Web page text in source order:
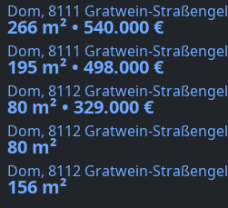
Dom, 8111 Gratwein-Straßengel
266 m² • 540.000 €
Dom, 8111 Gratwein-Straßengel
195 m² • 498.000 €
Dom, 8112 Gratwein-Straßengel
80 m² • 329.000 €
Dom, 8112 Gratwein-Straßengel
80 m²
Dom, 8112 Gratwein-Straßengel
156 m²